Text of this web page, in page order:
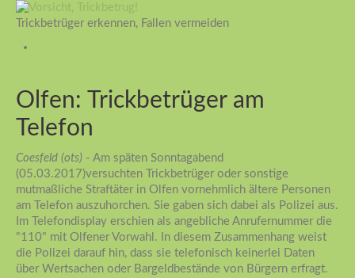
Trickbetrüger erkennen, Fallen vermeiden
Olfen: Trickbetrüger am
Telefon
Coesfeld (ots) - Am späten Sonntagabend
(05.03.2017)versuchten Trickbetrüger oder sonstige
mutmaßliche Straftäter in Olfen vornehmlich ältere Personen
am Telefon auszuhorchen. Sie gaben sich dabei als Polizei aus.
Im Telefondisplay erschien als angebliche Anrufernummer die
"110" mit Olfener Vorwahl. In diesem Zusammenhang weist
die Polizei darauf hin, dass sie telefonisch keinerlei Daten
über Wertsachen oder Bargeldbestände von Bürgern erfragt.